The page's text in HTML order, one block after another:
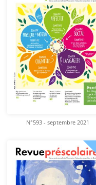
N°593 - septembre 2021